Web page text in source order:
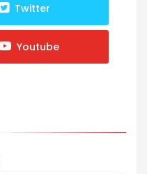
Twitter
Youtube